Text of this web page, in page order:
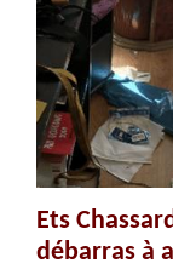
Ets
débarras à